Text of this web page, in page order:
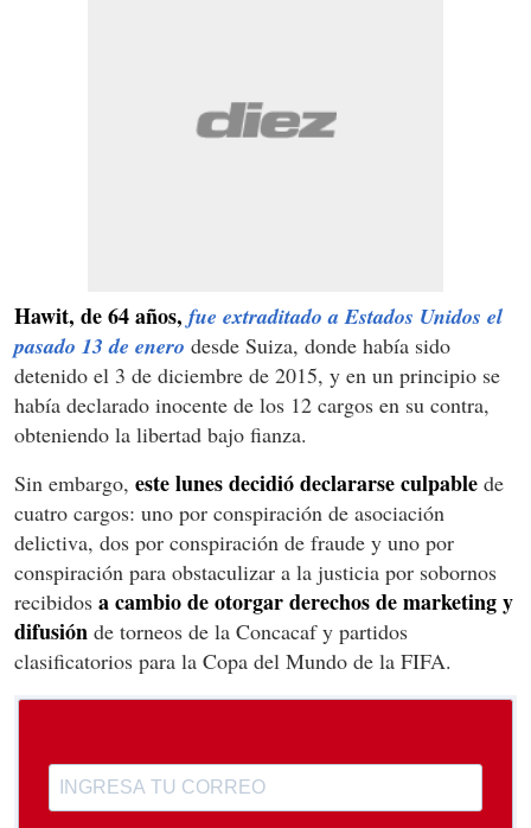
Hawit, de 64 años, fue extraditado a Estados Unidos el
pasado 13 de enero desde Suiza, donde había sido
detenido el 3 de diciembre de 2015, y en un principio se
había declarado inocente de los 12 cargos en su contra,
obteniendo la libertad bajo fianza.
Sin embargo, este lunes decidió declararse culpable de
cuatro cargos: uno por conspiración de asociación
delictiva, dos por conspiración de fraude y uno por
conspiración para obstaculizar a la justicia por sobornos
recibidos a cambio de otorgar derechos de marketing y
difusión de torneos de la Concacaf y partidos
clasificatorios para la Copa del Mundo de la FIFA.